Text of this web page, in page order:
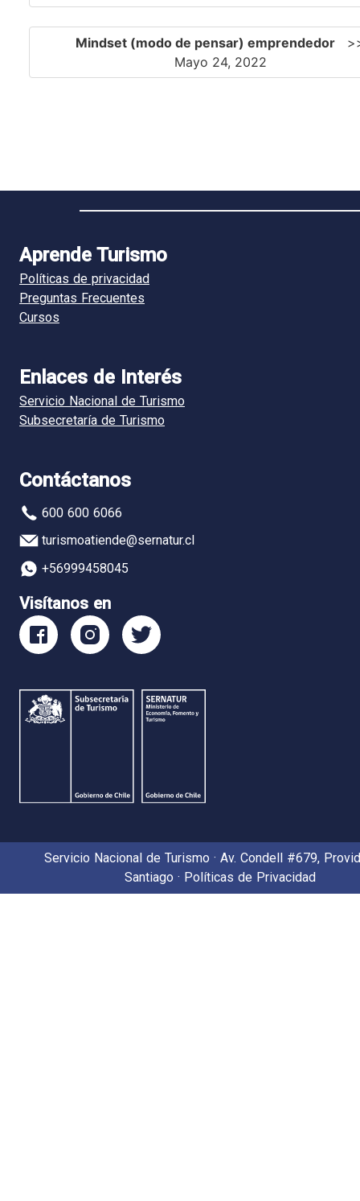
Mindset (modo de pensar) emprendedor
Mayo 24, 2022
Aprende Turismo
Políticas de privacidad
Preguntas Frecuentes
Cursos
Enlaces de Interés
Servicio Nacional de Turismo
Subsecretaría de Turismo
Contáctanos
600 600 6066
turismoatiende@sernatur.cl
+56999458045
Visítanos en
Facebook
Sernatur
Instagram
Sernatur
Sernatur
Servicio Nacional de Turismo · Av. Condell #679,
Santiago · Políticas de Privacidad